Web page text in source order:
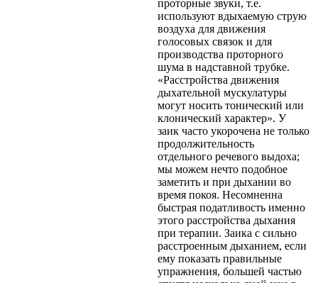
проторные звуки, т.е.
используют вдыхаемую струю
воздуха для движения
голосовых связок и для
производства проторного
шума в надставной трубке.
«Расстройства движения
дыхательной мускулатуры
могут носить тонический или
клонический характер». У
заик часто укорочена не только
продолжительность
отдельного речевого выдоха;
мы можем нечто подобное
заметить и при дыхании во
время покоя. Несомненна
быстрая податливость именно
этого расстройства дыхания
при терапии. Заика с сильно
расстроенным дыханием, если
ему показать правильные
упражнения, большей частью